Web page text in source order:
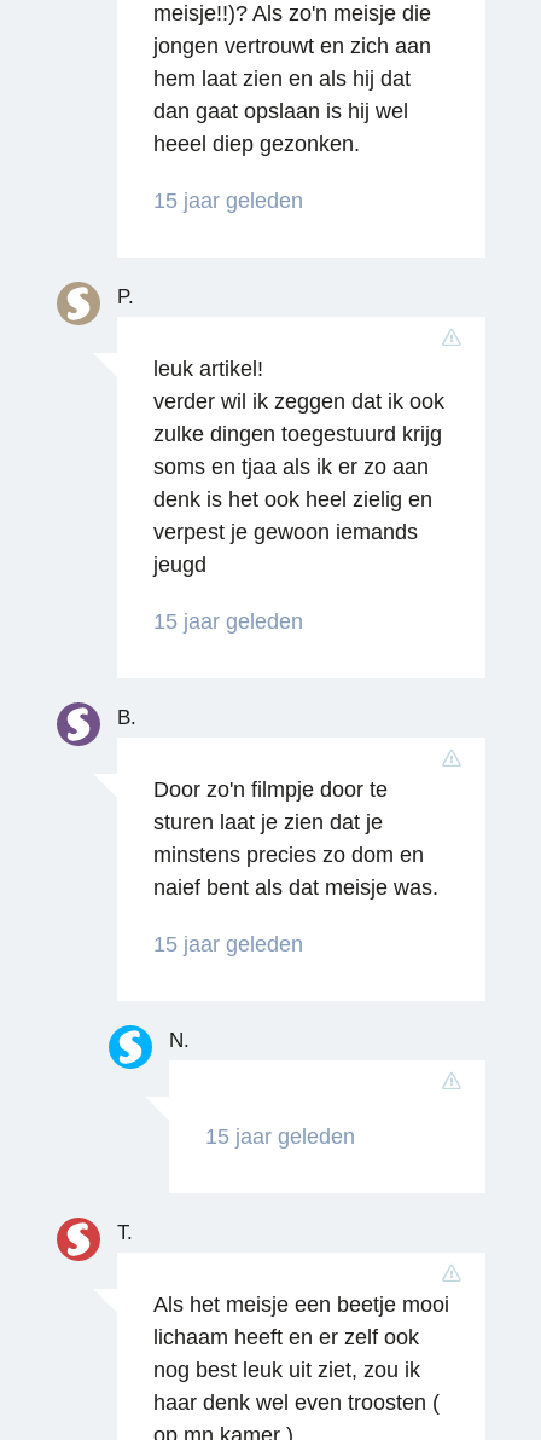
Reageren
meisje!!)? Als zo'n meisje die
jongen vertrouwt en zich aan
hem laat zien en als hij dat
dan gaat opslaan is hij wel
heeel diep gezonken.
15 jaar geleden
P.
leuk artikel!
verder wil ik zeggen dat ik ook
zulke dingen toegestuurd krijg
soms en tjaa als ik er zo aan
denk is het ook heel zielig en
verpest je gewoon iemands
jeugd
15 jaar geleden
B.
Door zo'n filmpje door te
sturen laat je zien dat je
minstens precies zo dom en
naief bent als dat meisje was.
15 jaar geleden
N.
15 jaar geleden
T.
Als het meisje een beetje mooi
lichaam heeft en er zelf ook
nog best leuk uit ziet, zou ik
haar denk wel even troosten (